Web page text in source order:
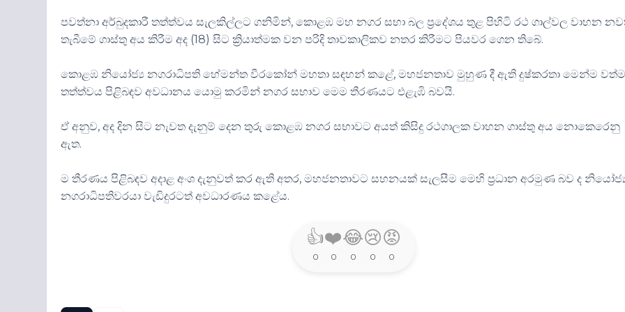
පවත්නා අර්බුදකාරී තත්ත්වය සැලකිල්ලට ගනිමින්, කොළඹ මහ නගර සභා බල ප්‍රදේශය තුළ පිහිටි රථ ගාල්වල වාහන
තැබීමේ ගාස්තු අය කිරීම අද (18) සිට ක්‍රියාත්මක වන පරිදි තාවකාලිකව නතර කිරීමට පියවර ගෙන තිබේ.
කොළඹ නියෝජ්‍ය නගරාධිපති හේමන්ත වීරකෝන් මහතා සඳහන් කළේ, මහජනතාව මුහුණ දී ඇති දුෂ්කරතා මෙන්ම
තත්ත්වය පිළිබඳව අවධානය යොමු කරමින් නගර සභාව මෙම තීරණයට එළැඹි බවයි.
ඒ අනුව, අද දින සිට නැවත දැනුම් දෙන තුරු කොළඹ නගර සභාවට අයත් කිසිදු රථගාලක වාහන ගාස්තු අය නොකෙරෙනු
ඇත.
ම තීරණය පිළිබඳව අදාළ අංශ දැනුවත් කර ඇති අතර, මහජනතාවට සහනයක් සැලසීම මෙහි ප්‍රධාන අරමුණ බව ද
නගරාධිපතිවරයා වැඩිදුරටත් අවධාරණය කළේය.
👍
0
❤️
0
😂
0
😢
0
😡
0